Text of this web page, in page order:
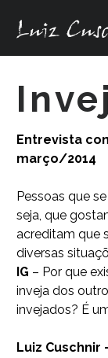
Entrevista
março/2014
Pessoas que
seja, que
acreditam que
diversas
IG – Por que
inveja dos
invejados? É
Luiz Cuschnir